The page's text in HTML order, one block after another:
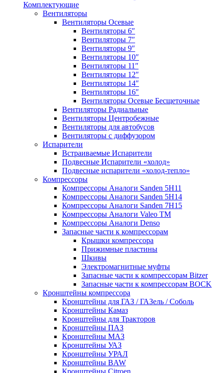
Комплектующие
Вентиляторы
Вентиляторы Осевые
Вентиляторы 6″
Вентиляторы 7″
Вентиляторы 9″
Вентиляторы 10″
Вентиляторы 11″
Вентиляторы 12″
Вентиляторы 14″
Вентиляторы 16″
Вентиляторы Осевые Бесщеточные
Вентиляторы Радиальные
Вентиляторы Центробежные
Вентиляторы для автобусов
Вентиляторы с диффузором
Испарители
Встраиваемые Испарители
Подвесные Испарители «холод»
Подвесные испарители «холод-тепло»
Компрессоры
Компрессоры Аналоги Sanden 5H11
Компрессоры Аналоги Sanden 5H14
Компрессоры Аналоги Sanden 7H15
Компрессоры Аналоги Valeo ТМ
Компрессоры Аналоги Denso
Запасные части к компрессорам
Крышки компрессора
Прижимные пластины
Шкивы
Электромагнитные муфты
Запасные части к компрессорам Bitzer
Запасные части к компрессорам BOCK
Кронштейны компрессора
Кронштейны для ГАЗ / ГАЗель / Соболь
Кронштейны Камаз
Кронштейны для Тракторов
Кронштейны ПАЗ
Кронштейны МАЗ
Кронштейны УАЗ
Кронштейны УРАЛ
Кронштейны BAW
Кронштейны Citroen